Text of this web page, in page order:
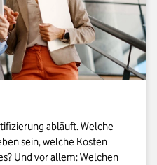
abläuft. Welche
sein, welche Kosten
Und vor allem: Welchen